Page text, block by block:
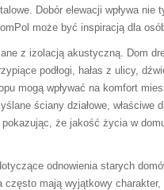
Dobór elewacji wpływa nie
może być inspiracją dla
z izolacją akustyczną. Dom
podłogi, hałas z ulicy,
mogą wpływać na komfort
ściany działowe,
że jakość życia w
odnowienia starych
często mają wyjątkowy